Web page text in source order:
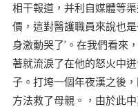
相干報道，并利自媒體等
價，這對醫護職員來說也
身激動哭了’。在我們看來
著就流淚了在他的怒火中
子。打垮一個年夜漢之後
方法救了母親。，由於此